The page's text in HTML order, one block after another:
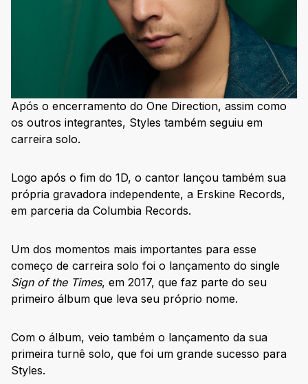
Após o encerramento do One Direction, assim como
os outros integrantes, Styles também seguiu em
carreira solo.
Logo após o fim do 1D, o cantor lançou também sua
própria gravadora independente, a Erskine Records,
em parceria da Columbia Records.
Um dos momentos mais importantes para esse
começo de carreira solo foi o lançamento do single
Sign of the Times, em 2017, que faz parte do seu
primeiro álbum que leva seu próprio nome.
Com o álbum, veio também o lançamento da sua
primeira turnê solo, que foi um grande sucesso para
Styles.